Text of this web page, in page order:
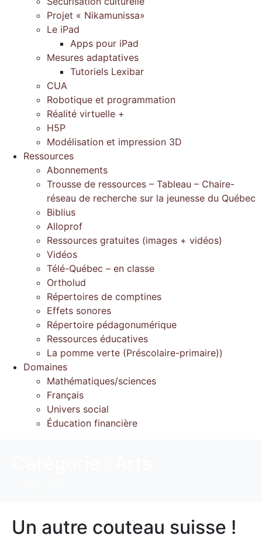
Projet « Nikamunissa»
Le iPad
Apps pour iPad
Mesures adaptatives
Tutoriels Lexibar
CUA
Robotique et programmation
Réalité virtuelle +
H5P
Modélisation et impression 3D
Ressources
Abonnements
Trousse de ressources – Tableau – Chaire-
réseau de recherche sur la jeunesse du Québec
Biblius
Alloprof
Ressources gratuites (images + vidéos)
Vidéos
Télé-Québec – en classe
Ortholud
Répertoires de comptines
Effets sonores
Répertoire pédagonumérique
Ressources éducatives
La pomme verte (Préscolaire-primaire))
Domaines
Mathématiques/sciences
Français
Univers social
Éducation financière
Un autre couteau suisse !